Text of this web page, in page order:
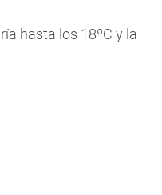
hasta los 18ºC y la